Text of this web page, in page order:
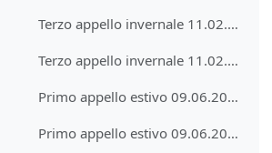
Terzo appello invernale 11.02.2026 - Risultati
Terzo appello invernale 11.02.2026 - Soluzioni
Primo appello estivo 09.06.2026 - Testo
Primo appello estivo 09.06.2026 - Soluzioni